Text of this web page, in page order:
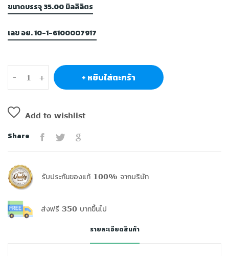
ขนาดบรรจุ 35.00 มิลลิลิตร
เลข อย. 10-1-6100007917
- + + หยิบใส่ตะกร้า
Add to wishlist
Share
รับประกันของแท้ 100% จากบริษัท
ส่งฟรี 350 บาทขึ้นไป
รายละเอียดสินค้า